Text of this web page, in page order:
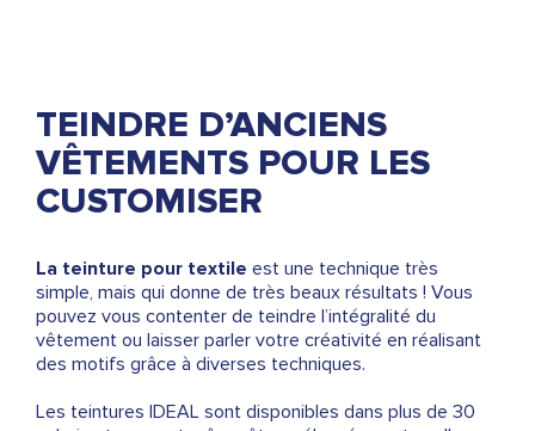
TEINDRE D’ANCIENS
VÊTEMENTS POUR LES
CUSTOMISER
La teinture pour textile est une technique très
simple, mais qui donne de très beaux résultats ! Vous
pouvez vous contenter de teindre l’intégralité du
vêtement ou laisser parler votre créativité en réalisant
des motifs grâce à diverses techniques.
Les teintures IDEAL sont disponibles dans plus de 30